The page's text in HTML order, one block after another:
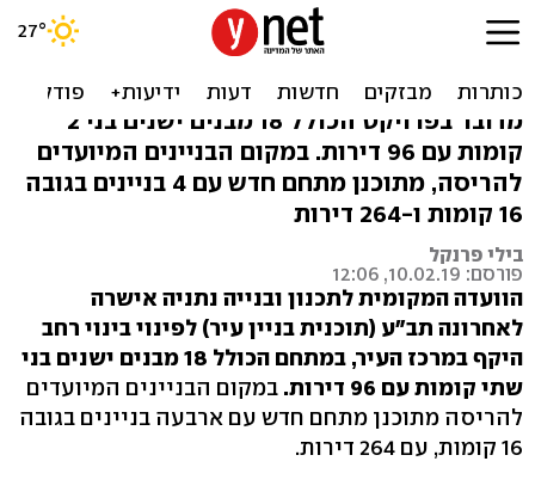
נתניה: אושרה תוכנית לפינוי
בינוי ענק במרכז העיר
מדובר בפרויקט הכולל 18 מבנים ישנים בני 2
קומות עם 96 דירות. במקום הבניינים המיועדים
להריסה, מתוכנן מתחם חדש עם 4 בניינים בגובה
16 קומות ו-264 דירות
בילי פרנקל
פורסם: 10.02.19, 12:06
הוועדה המקומית לתכנון ובנייה נתניה אישרה
לאחרונה תב"ע (תוכנית בניין עיר) לפינוי בינוי רחב
היקף במרכז העיר, במתחם הכולל 18 מבנים ישנים בני
שתי קומות עם 96 דירות.
במקום הבניינים המיועדים
להריסה מתוכנן מתחם חדש עם ארבעה בניינים בגובה
16 קומות, עם 264 דירות.